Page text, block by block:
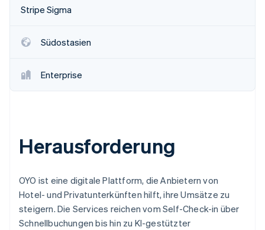
Stripe Sigma
Südostasien
Enterprise
Herausforderung
OYO ist eine digitale Plattform, die Anbietern von
Hotel- und Privatunterkünften hilft, ihre Umsätze zu
steigern. Die Services reichen vom Self-Check-in über
Schnellbuchungen bis hin zu KI-gestützter